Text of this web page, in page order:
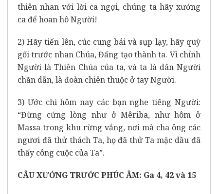
thiên nhan với lời ca ngợi, chúng ta hãy xướng
ca để hoan hô Người!
2) Hãy tiến lên, cúc cung bái và sụp lạy, hãy quỳ
gối trước nhan Chúa, Đấng tạo thành ta. Vì chính
Người là Thiên Chúa của ta, và ta là dân Người
chăn dẫn, là đoàn chiên thuộc ở tay Người.
3) Ước chi hôm nay các bạn nghe tiếng Người:
“Đừng cứng lòng như ở Mêriba, như hôm ở
Massa trong khu rừng vắng, nơi mà cha ông các
ngươi đã thử thách Ta, họ đã thử Ta mặc dầu đã
thấy công cuộc của Ta”.
CÂU XƯỚNG TRƯỚC PHÚC ÂM: Ga 4, 42 và 15